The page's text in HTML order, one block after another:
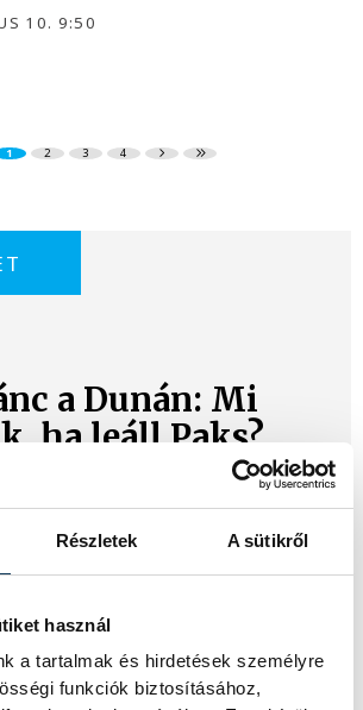
Részletek A sütikről
használ
a tartalmak és hirdetések személyre
funkciók biztosításához,
10. 9:50
1 2 3 4
a Dunán: Mi
ha leáll Paks?
az MVM Zrt. egykori
vázolta fel a Paksi
előtt álló példátlan
éveken át felelt a hazai
fejlesztésekért és a paksi
arra